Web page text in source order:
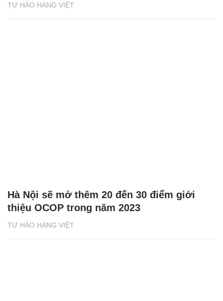
TỰ HÀO HÀNG VIỆT
TỰ HÀO HÀNG VIỆT
Hà Nội sẽ mở thêm 20 đến 30 điểm giới
thiệu OCOP trong năm 2023